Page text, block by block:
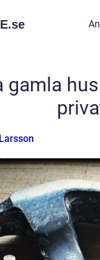
se
gamla